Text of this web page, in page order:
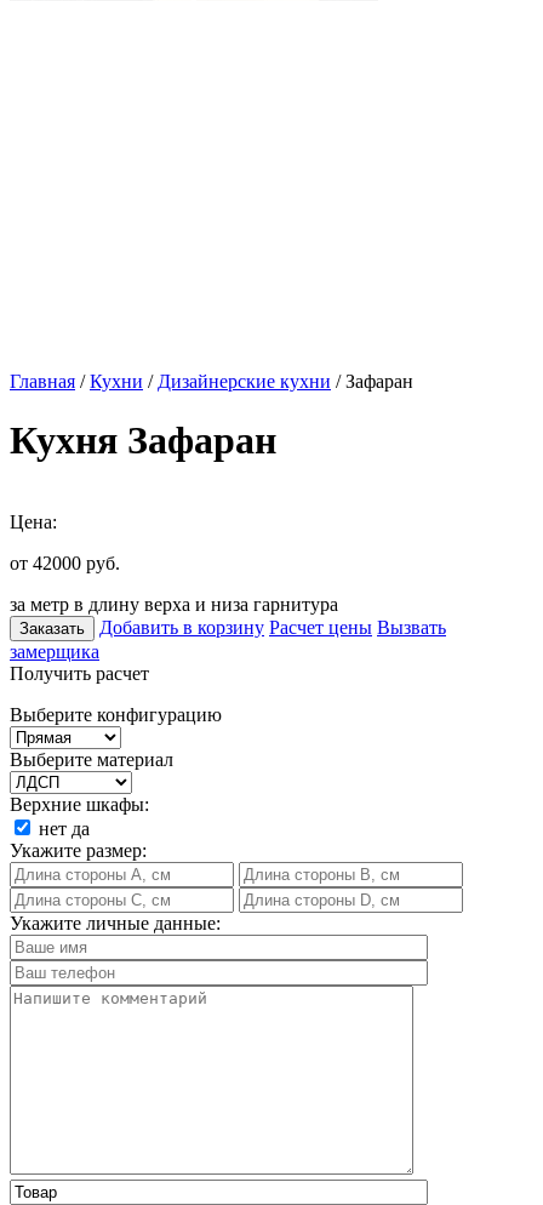
Главная /Кухни / Дизайнерские кухни / Зафаран
Кухня Зафаран
Цена:
от 42000 руб.
за метр в длину верха и низа гарнитура
Заказать Добавить в корзину Расчет цены Вызвать
замерщика
Получить расчет
Выберите конфигурацию
Выберите материал
Верхние шкафы:
нет да
Укажите размер:
Укажите личные данные: